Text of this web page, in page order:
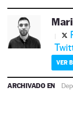
VER
ARCHIVADO EN